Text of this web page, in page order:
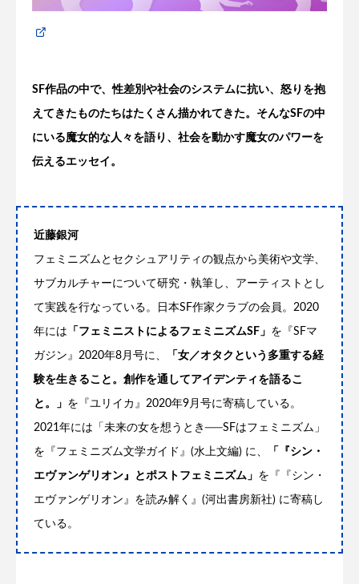
SF作品の中で、性差別や社会のシステムに抗い、怒りを抱
えてきたものたちはたくさん描かれてきた。そんなSFの中
にいる魔女的な人々を語り、社会を動かす魔女のパワーを
伝えるエッセイ。
近藤銀河
フェミニズムとセクシュアリティの観点から美術や文学、
サブカルチャーについて研究・執筆し、アーティストとし
て実践を行なっている。日本SF作家クラブの会員。2020
年には 「フェミニストによるフェミニズムSF」 を『SFマ
ガジン』2020年8月号に、 「女／オタクという多重する経
験を生きること。創作を通してアイデンティを語るこ
と。」 を『ユリイカ』2020年9月号に寄稿している。
2021年には「未来の女を想うとき──SFはフェミニズム」
を『フェミニズム文学ガイド』(水上文編) に、 「『シン・
エヴァンゲリオン』とポストフェミニズム」 を『『シン・
エヴァンゲリオン』を読み解く』(河出書房新社) に寄稿し
ている。